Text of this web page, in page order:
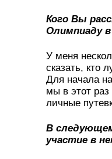
Кого Вы
Олимпиаду
У меня
сказать, кто
Для начала
мы в этот
личные
В
участие в